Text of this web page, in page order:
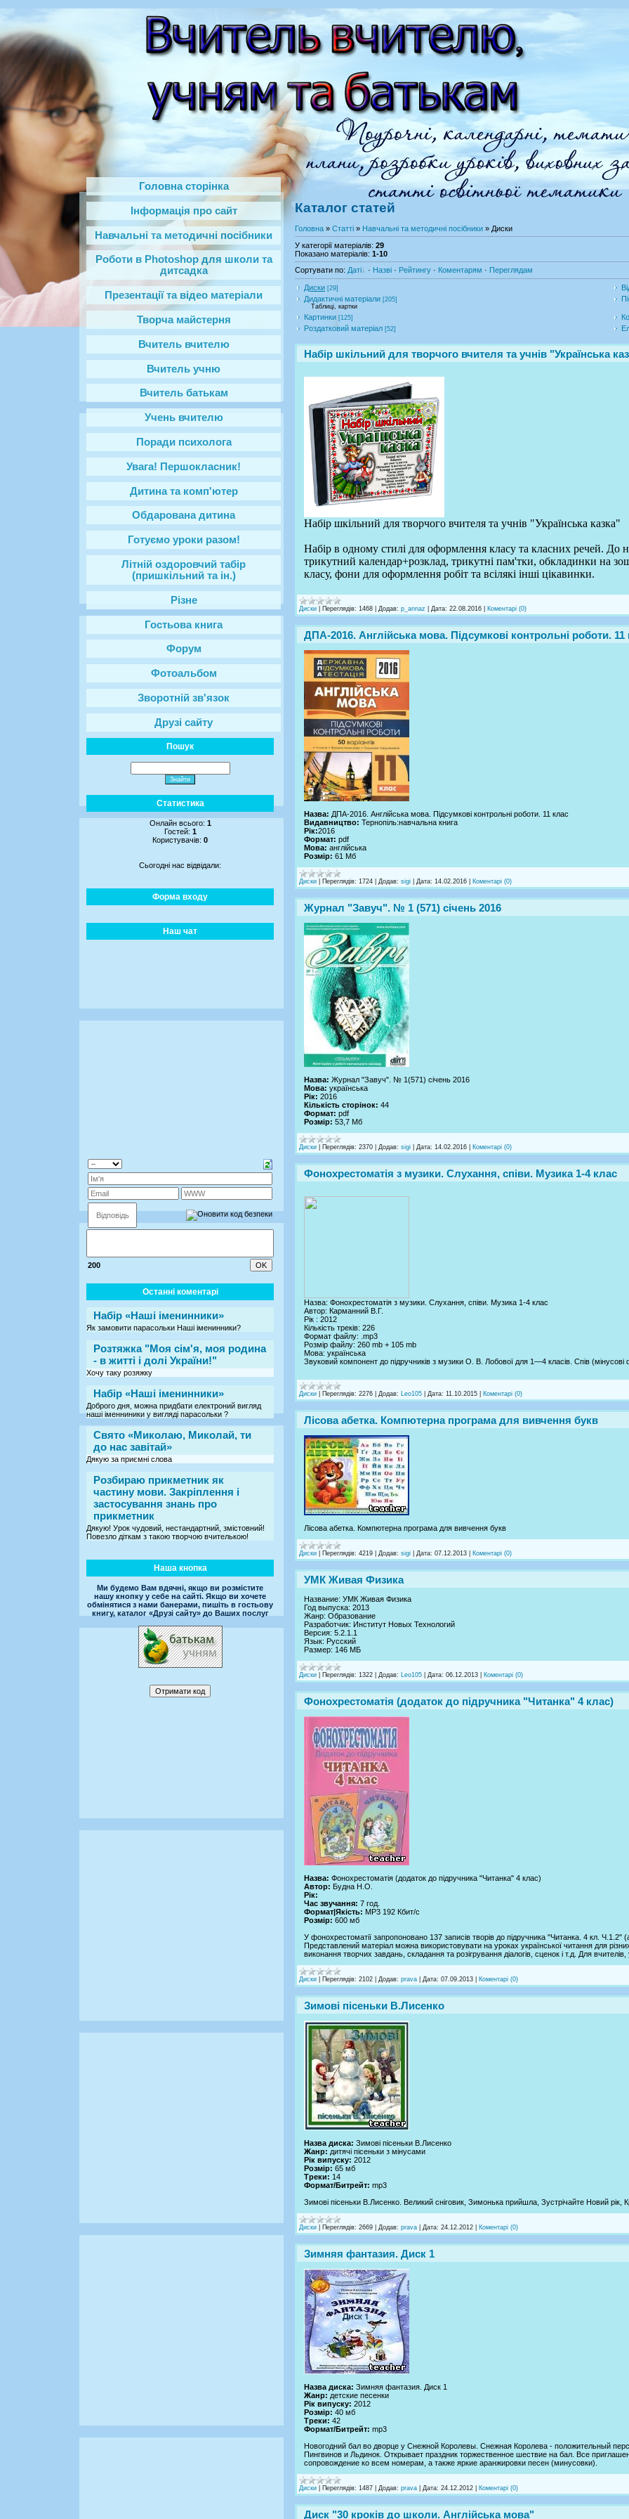
Головна сторінка
Інформація про сайт
Навчальні та методичні посібники
Роботи в Photoshop‎ для школи та
дитсадка
Презентації та відео матеріали
Творча майстерня
Вчитель вчителю
Вчитель учню
Вчитель батькам
Учень вчителю
Поради психолога
Увага! Першокласник!
Дитина та комп'ютер
Обдарована дитина
Готуємо уроки разом!
Літній оздоровчий табір
(пришкільний та ін.)
Різне
Гостьова книга
Форум
Фотоальбом
Зворотній зв'язок
Друзі сайту
Пошук
Статистика
Онлайн всього: 1
Гостей: 1
Користувачів: 0
Сьогодні нас відвідали:
Форма входу
Наш чат
200
Останні коментарі
Набір «Наші іменинники»
Як замовити парасольки Наші іменинники?
Розтяжка "Моя сім'я, моя родина
- в житті і долі України!"
Хочу таку розяжку
Набір «Наші іменинники»
Доброго дня, можна придбати електроний вигляд
наші іменниники у вигляді парасольки ?
Свято «Миколаю, Миколай, ти
до нас завітай»
Дякую за приємні слова
Розбираю прикметник як
частину мови. Закріплення і
застосування знань про
прикметник
Дякую! Урок чудовий, нестандартний, змістовний!
Повезло діткам з такою творчою вчителькою!
Наша кнопка
Ми будемо Вам вдячні, якщо ви розмістите
нашу кнопку у себе на сайті. Якщо ви хочете
обмінятися з нами банерами, пишіть в гостьову
книгу, каталог «Друзі сайту» до Ваших послуг
Каталог статей
Головна » Статті » Навчальні та методичні посібники » Диски
У категорії матеріалів: 29
Показано матеріалів: 1-10
Сортувати по: Даті · Назві · Рейтингу · Коментарям · Переглядам
Диски [29]
Дидактичні матеріали [205]
Таблиці, картки
Картинки [125]
Роздатковий матеріал [52]
Набір шкільний для творчого вчителя та учнів "Українська
Набір шкільний для творчого вчителя та учнів "Українська казка"
Набір в одному стилі для оформлення класу та класних речей. До
трикутний календар+розклад, трикутні пам'тки, обкладинки на
класу, фони для оформлення робіт та всілякі інші цікавинки.
Диски Переглядів: 1468 Додав: p_annaz Дата: 22.08.2016 Коментарі (0)
ДПА-2016. Англійська мова. Підсумкові контрольні роботи. 11
Назва: ДПА-2016. Англійська мова. Підсумкові контрольні роботи. 11 клас
Видавництво: Тернопіль:навчальна книга
Рік:2016
Формат: pdf
Мова: англійська
Розмір: 61 Mб
Диски Переглядів: 1724 Додав: sigi Дата: 14.02.2016 Коментарі (0)
Журнал "Завуч". № 1 (571) січень 2016
Назва: Журнал "Завуч". № 1(571) січень 2016
Мова: українська
Рік: 2016
Кількість сторінок: 44
Формат: pdf
Розмір: 53,7 Mб
Диски Переглядів: 2370 Додав: sigi Дата: 14.02.2016 Коментарі (0)
Фонохрестоматія з музики. Слухання, співи. Музика 1-4 клас
Назва: Фонохрестоматія з музики. Слухання, співи. Музика 1-4 клас
Автор: Карманний В.Г.
Рік : 2012
Кількість треків: 226
Формат файлу: .mp3
Розмір файлу: 260 mb + 105 mb
Мова: українська
Звуковий компонент до підручників з музики О. В. Лобової для 1—4 класів. Спів
Диски Переглядів: 2276 Додав: Leo105 Дата: 11.10.2015 Коментарі (0)
Лісова абетка. Компютерна програма для вивчення букв
Лісова абетка. Компютерна програма для вивчення букв
Диски Переглядів: 4219 Додав: sigi Дата: 07.12.2013 Коментарі (0)
УМК Живая Физика
Название: УМК Живая Физика
Год выпуска: 2013
Жанр: Образование
Разработчик: Институт Новых Технологий
Версия: 5.2.1.1
Язык: Русский
Размер: 146 МБ
Диски Переглядів: 1322 Додав: Leo105 Дата: 06.12.2013 Коментарі (0)
Фонохрестоматія (додаток до підручника "Читанка" 4 клас)
Назва: Фонохрестоматія (додаток до підручника "Читанка" 4 клас)
Автор: Будна Н.О.
Рік:
Час звучання: 7 год.
Формат|Якість: MP3 192 Кбит/с
Розмір: 600 мб
У фонохрестоматії запропоновано 137 записів творів до підручника "Читанка. 4 кл. Ч.1.2"
Представлений матеріал можна використовувати на уроках української читання для
виконання творчих завдань, складання та розігрування діалогів, сценок і т.д. Для вчителів,
Диски Переглядів: 2102 Додав: prava Дата: 07.09.2013 Коментарі (0)
Зимові пісеньки В.Лисенко
Назва диска: Зимові пісеньки В.Лисенко
Жанр: дитячі пісеньки з мінусами
Рік випуску: 2012
Розмір: 65 мб
Треки: 14
Формат/Битрейт: mp3
Зимові пісеньки В.Лисенко. Великий сніговик, Зимонька прийшла, Зустрічайте Новий рік,
Диски Переглядів: 2669 Додав: prava Дата: 24.12.2012 Коментарі (0)
Зимняя фантазия. Диск 1
Назва диска: Зимняя фантазия. Диск 1
Жанр: детские песенки
Рік випуску: 2012
Розмір: 40 мб
Треки: 42
Формат/Битрейт: mp3
Новогодний бал во дворце у Снежной Королевы. Снежная Королева - положительный
Пингвинов и Льдинок. Открывает праздник торжественное шествие на бал. Все
сопровождение ко всем номерам, а также яркие аранжировки песен (минусовки).
Диски Переглядів: 1487 Додав: prava Дата: 24.12.2012 Коментарі (0)
Диск "30 кроків до школи. Англійська мова"